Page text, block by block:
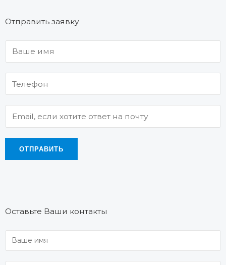
Отправить заявку
ОТПРАВИТЬ
Оставьте Ваши контакты